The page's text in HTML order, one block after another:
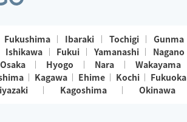
Fukushima Ibaraki Tochigi
Gunma
Ishikawa Fukui Yamanashi
Nagano
Osaka Hyogo Nara
Wakayama
Kagawa Ehime Kochi
Fukuoka
Kagoshima Okinawa